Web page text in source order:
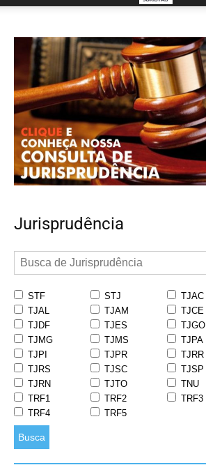
Jurisprudência
STF STJ
TJAC
TJAL
TJAM
TJCE
TJDF
TJES
TJGO
TJMG
TJMS
TJPA
TJPI
TJPR
TJRR
TJRS
TJSC
TJSP
TJRN
TJTO
TNU
TRF1
TRF2
TRF3
TRF4
TRF5
Busca